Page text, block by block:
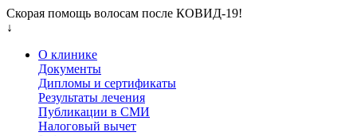
Скорая помощь волосам после КОВИД-19!
↓
О клинике
Документы
Дипломы и сертификаты
Результаты лечения
Публикации в СМИ
Налоговый вычет